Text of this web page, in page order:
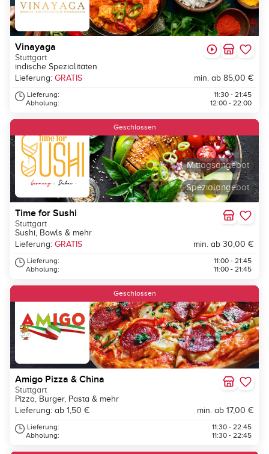
Vinayaga
Stuttgart
indische Spezialitäten
Lieferung: GRATIS min. ab 85,00 €
Lieferung:
Abholung:
11:30 - 21:45
12:00 - 22:00
Spezialangebot
Mittagsangebot
Geschlossen
Time for Sushi
Stuttgart
Sushi, Bowls & mehr
Lieferung: GRATIS min. ab 30,00 €
Lieferung:
Abholung:
11:00 - 21:45
11:00 - 21:45
Geschlossen
Amigo Pizza & China
Stuttgart
Pizza, Burger, Pasta & mehr
Lieferung: ab 1,50 €
min. ab 17,00 €
Lieferung:
Abholung:
11:30 - 22:45
11:30 - 22:45